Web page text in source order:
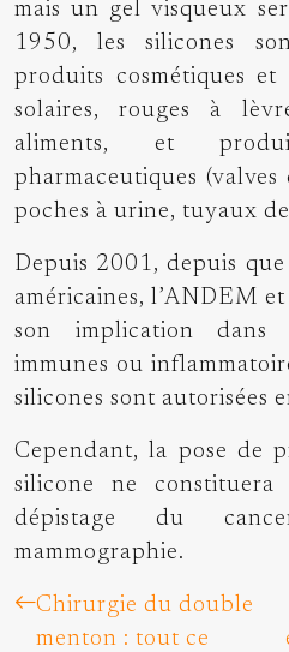
mais un gel visqueux
1950, les silicones
produits cosmétiques et
solaires, rouges à
aliments, et
pharmaceutiques (valves
poches à urine, tuyaux
Depuis 2001, depuis
américaines, l’ANDEM
son implication dans
immunes ou
silicones sont autorisées
Cependant, la pose de
siliconene
dépistage du
mammographie.
Chirurgie du double
menton : tout ce